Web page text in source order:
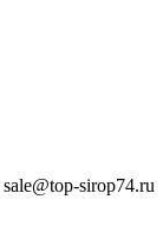
sale@top-sirop74.ru